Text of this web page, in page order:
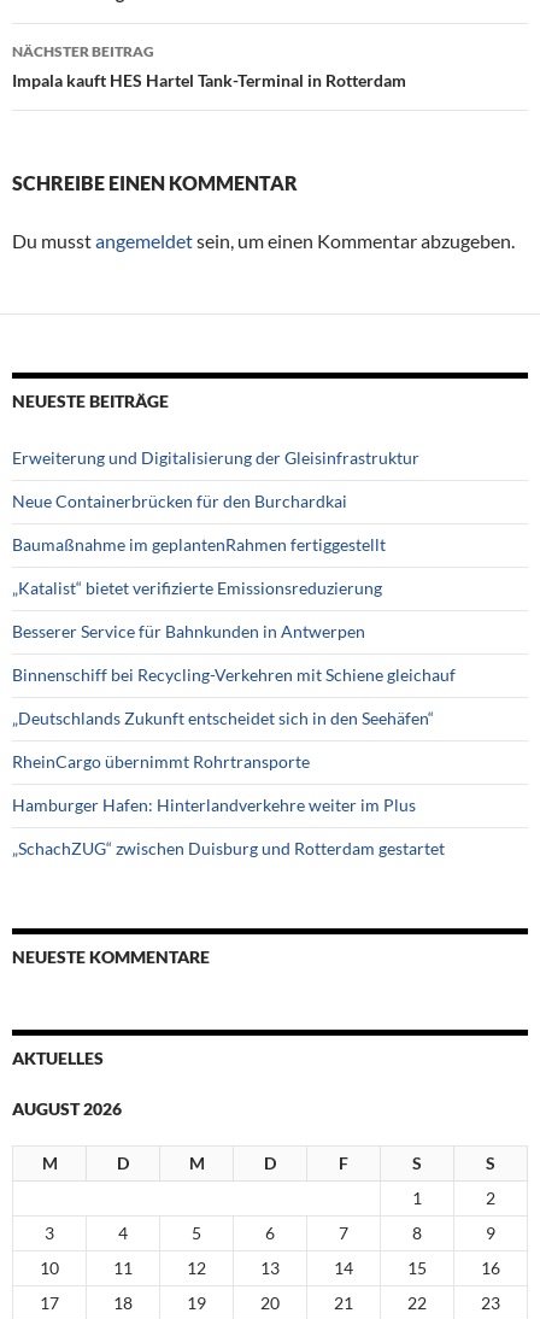
NÄCHSTER BEITRAG
Impala kauft HES Hartel Tank-Terminal in Rotterdam
SCHREIBE EINEN KOMMENTAR
Du musstangemeldetsein, um einen Kommentar abzugeben.
NEUESTE BEITRÄGE
Erweiterung und Digitalisierung der Gleisinfrastruktur
Neue Containerbrücken für den Burchardkai
Baumaßnahme im geplantenRahmen fertiggestellt
„Katalist“ bietet verifizierte Emissionsreduzierung
Besserer Service für Bahnkunden in Antwerpen
Binnenschiff bei Recycling-Verkehren mit Schiene gleichauf
„Deutschlands Zukunft entscheidet sich in den Seehäfen“
RheinCargo übernimmt Rohrtransporte
Hamburger Hafen: Hinterlandverkehre weiter im Plus
„SchachZUG“ zwischen Duisburg und Rotterdam gestartet
NEUESTE KOMMENTARE
AKTUELLES
AUGUST 2026
M D M D F S
S
1
2
3
4 5 6 7 8
9
10
11 12 13 14 15
16
17
18 19 20 21 22
23